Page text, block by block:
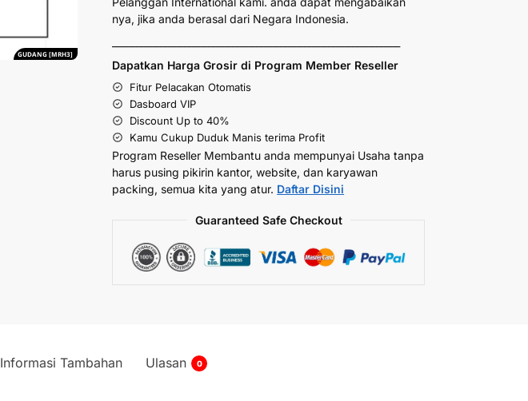
GUDANG [MRH3]
nya, jika anda berasal dari Negara Indonesia.
Dapatkan Harga Grosir di Program Member Reseller
Fitur Pelacakan Otomatis
Dasboard VIP
Discount Up to 40%
Kamu Cukup Duduk Manis terima Profit
Program Reseller Membantu anda mempunyai Usaha tanpa
harus pusing pikirin kantor, website, dan karyawan
packing, semua kita yang atur. Daftar Disini
Guaranteed Safe Checkout
Informasi Tambahan Ulasan 0